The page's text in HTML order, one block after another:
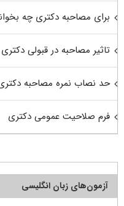
برای مصاحبه دکتری چه
تاثیر مصاحبه در قبولی دکتری
حد نصاب نمره مصاحبه
فرم صلاحیت عمومی دکتری
آزمون‌های زبان انگلیسی